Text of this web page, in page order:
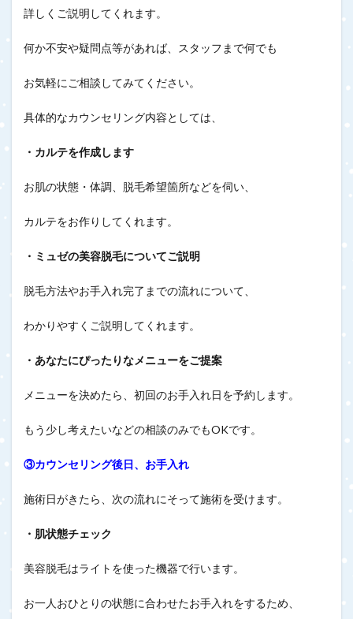
詳しくご説明してくれます。
何か不安や疑問点等があれば、スタッフまで何でも
お気軽にご相談してみてください。
具体的なカウンセリング内容としては、
・カルテを作成します
お肌の状態・体調、脱毛希望箇所などを伺い、
カルテをお作りしてくれます。
・ミュゼの美容脱毛についてご説明
脱毛方法やお手入れ完了までの流れについて、
わかりやすくご説明してくれます。
・あなたにぴったりなメニューをご提案
メニューを決めたら、初回のお手入れ日を予約します。
もう少し考えたいなどの相談のみでもOKです。
③カウンセリング後日、お手入れ
施術日がきたら、次の流れにそって施術を受けます。
・肌状態チェック
美容脱毛はライトを使った機器で行います。
お一人おひとりの状態に合わせたお手入れをするため、